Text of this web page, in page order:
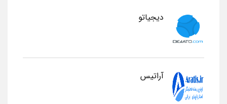
دیجیاتو
آراتیس